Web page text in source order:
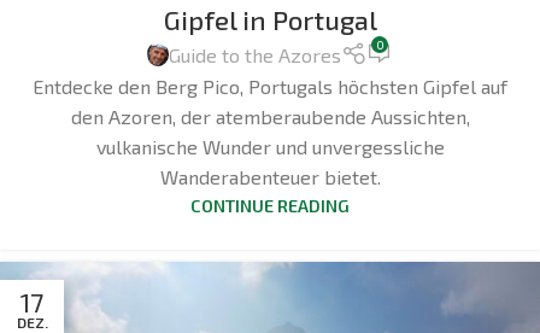
Gipfel in Portugal
Guide to the Azores 0
Entdecke den Berg Pico, Portugals höchsten Gipfel auf
den Azoren, der atemberaubende Aussichten,
vulkanische Wunder und unvergessliche
Wanderabenteuer bietet.
CONTINUE READING
17
DEZ.